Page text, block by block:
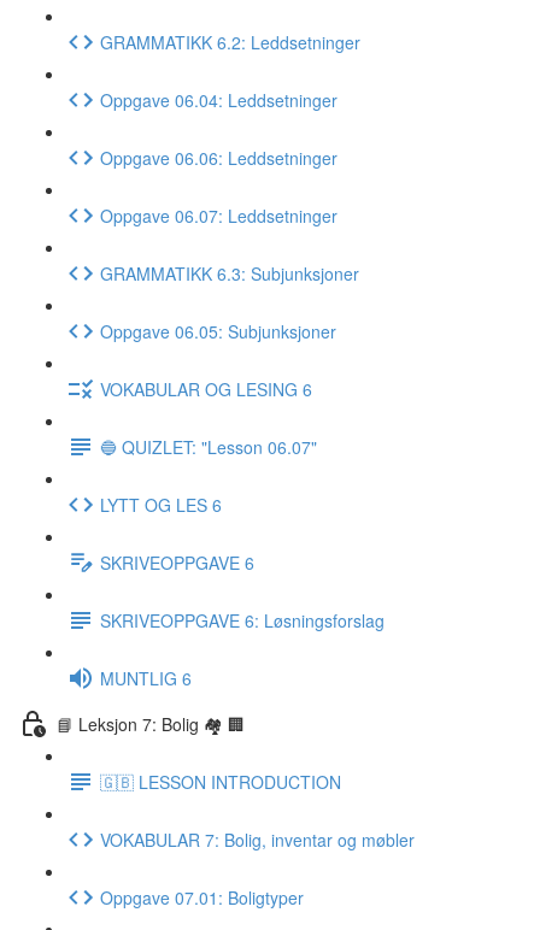
GRAMMATIKK 6.2: Leddsetninger
Oppgave 06.04: Leddsetninger
Oppgave 06.06: Leddsetninger
Oppgave 06.07: Leddsetninger
GRAMMATIKK 6.3: Subjunksjoner
Oppgave 06.05: Subjunksjoner
VOKABULAR OG LESING 6
🔵 QUIZLET: "Lesson 06.07"
LYTT OG LES 6
SKRIVEOPPGAVE 6
SKRIVEOPPGAVE 6: Løsningsforslag
MUNTLIG 6
📘 Leksjon 7: Bolig 🏘 🏢
🇬🇧 LESSON INTRODUCTION
VOKABULAR 7: Bolig, inventar og møbler
Oppgave 07.01: Boligtyper